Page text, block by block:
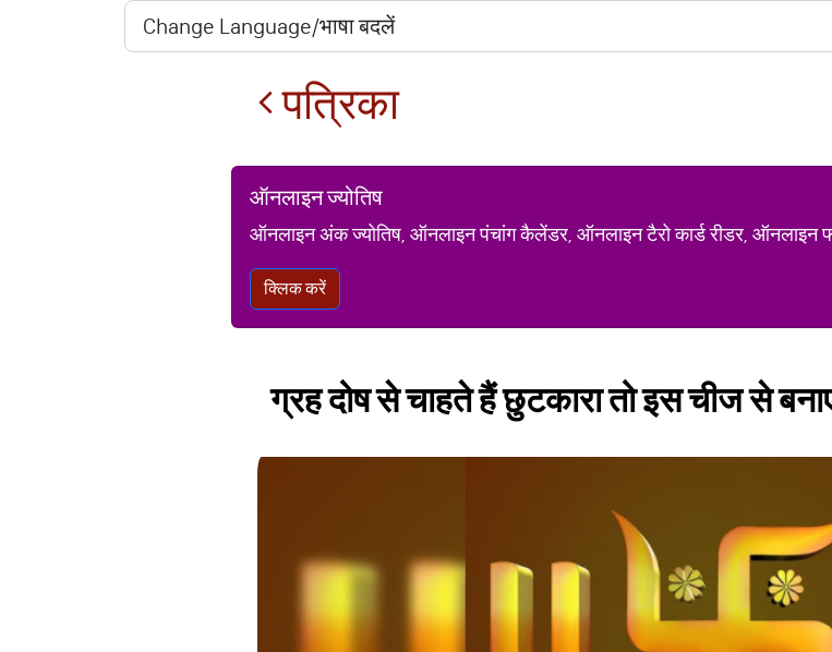
पत्रिका
ऑनलाइन ज्योतिष
ऑनलाइन अंक ज्योतिष, ऑनलाइन पंचांग कैलेंडर, ऑनलाइन टैरो कार्ड रीडर, ऑनलाइन
क्लिक करें
ग्रह दोष से चाहते हैं छुटकारा तो इस चीज से